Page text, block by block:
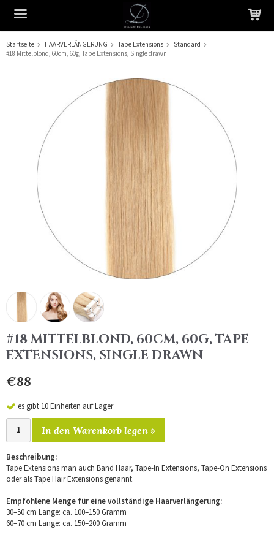
Das Produkt wurde in Ihren Warenkorb gelegt
Startseite HAARVERLÄNGERUNG Tape Extensions
Standard
#18 Mittelblond, 60cm, 60g, Tape Extensions, Single drawn
#18 MITTELBLOND, 60CM, 60G, TAPE
EXTENSIONS, SINGLE DRAWN
€88
es gibt 10 Einheiten auf Lager
In den Warenkorb legen »
Beschreibung:
Tape Extensions man auch Band Haar, Tape-In Extensions, Tape-On Extensions
oder als Tape Hair Extensions genannt.
Empfohlene Menge für eine vollständige Haarverlängerung:
30–50 cm Länge: ca. 100–150 Gramm
60–70 cm Länge: ca. 150–200 Gramm